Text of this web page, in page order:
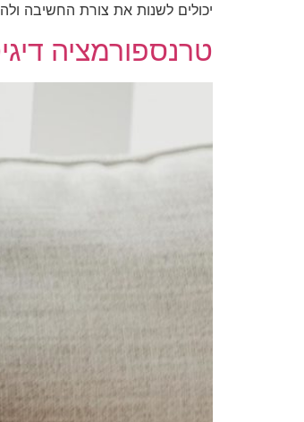
יכולים לשנות את צורת החשיבה
טרנספורמציה